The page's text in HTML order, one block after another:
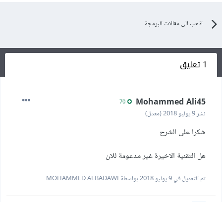
اذهب الى مقالات البرمجة
1 تعليق
Mohammed Ali45
نشر9 يوليو 2018 (معدل)
شكرا على الشرح
هل التقنية الاخيرة غير مدعومة للان
تم التعديل في9 يوليو 2018 بواسطة MOHAMMED ALBADAWI